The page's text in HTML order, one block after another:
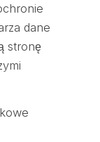
dane
stronę